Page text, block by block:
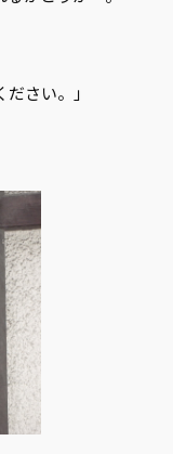
さい。」